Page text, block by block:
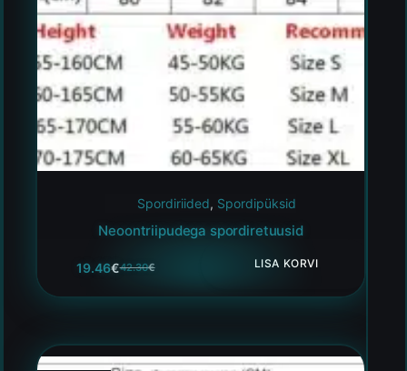
Spordiriided, Spordipüksid
Neoontriipudega spordiretuusid
42.30€
19.46€ LISA KORVI